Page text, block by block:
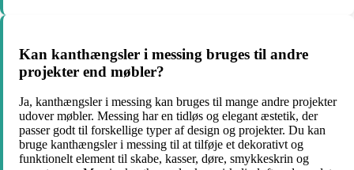
Kan kanthængsler i messing bruges til andre
projekter end møbler?
Ja, kanthængsler i messing kan bruges til mange andre projekter
udover møbler. Messing har en tidløs og elegant æstetik, der
passer godt til forskellige typer af design og projekter. Du kan
bruge kanthængsler i messing til at tilføje et dekorativt og
funktionelt element til skabe, kasser, døre, smykkeskrin og